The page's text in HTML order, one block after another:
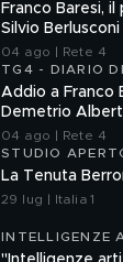
Franco Baresi,
Silvio Berlusconi
04 ago | Rete 4
TG4 - DIARIO
Addio a Franco
Demetrio
Giovanni Galli
04 ago | Rete 4
STUDIO
La Tenuta
29 lug | Italia 1
INTELLIGENZE
A NOI